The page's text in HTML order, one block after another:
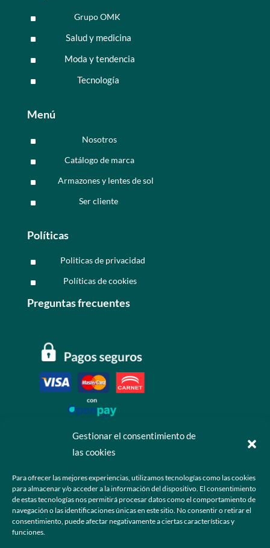
Gestionar el consentimiento de
las cookies
Para ofrecer las mejores experiencias, utilizamos tecnologías como las cookies
para almacenar y/o acceder a la información del dispositivo. El consentimiento
de estas tecnologías nos permitirá procesar datos como el comportamiento de
navegación o las identificaciones únicas en este sitio. No consentir o retirar el
consentimiento, puede afectar negativamente a ciertas características y
funciones.
^ Grupo OMK
^ Salud y medicina
^ Moda y tendencia
^ Tecnología
Menú
^ Nosotros
^ Catálogo de marca
^ Armazones y lentes de sol
^ Ser cliente
Políticas
^ Politicas de privacidad
^ Políticas de cookies
Preguntas frecuentes
 +52 55 6173 7725 (Ventas)
 hola@grupo-omk.com